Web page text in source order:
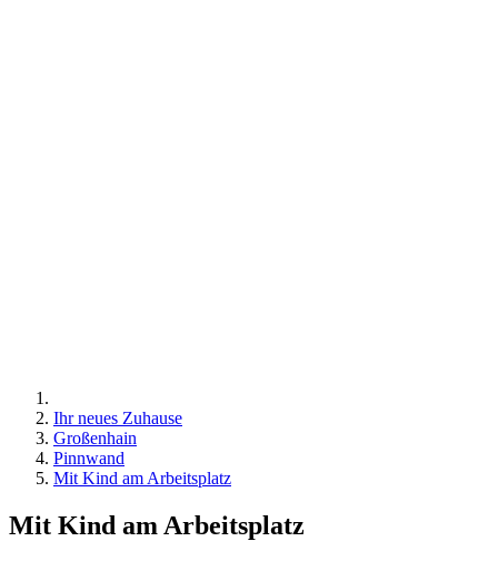
Ihr neues Zuhause
Großenhain
Pinnwand
Mit Kind am Arbeitsplatz
Mit Kind am Arbeitsplatz